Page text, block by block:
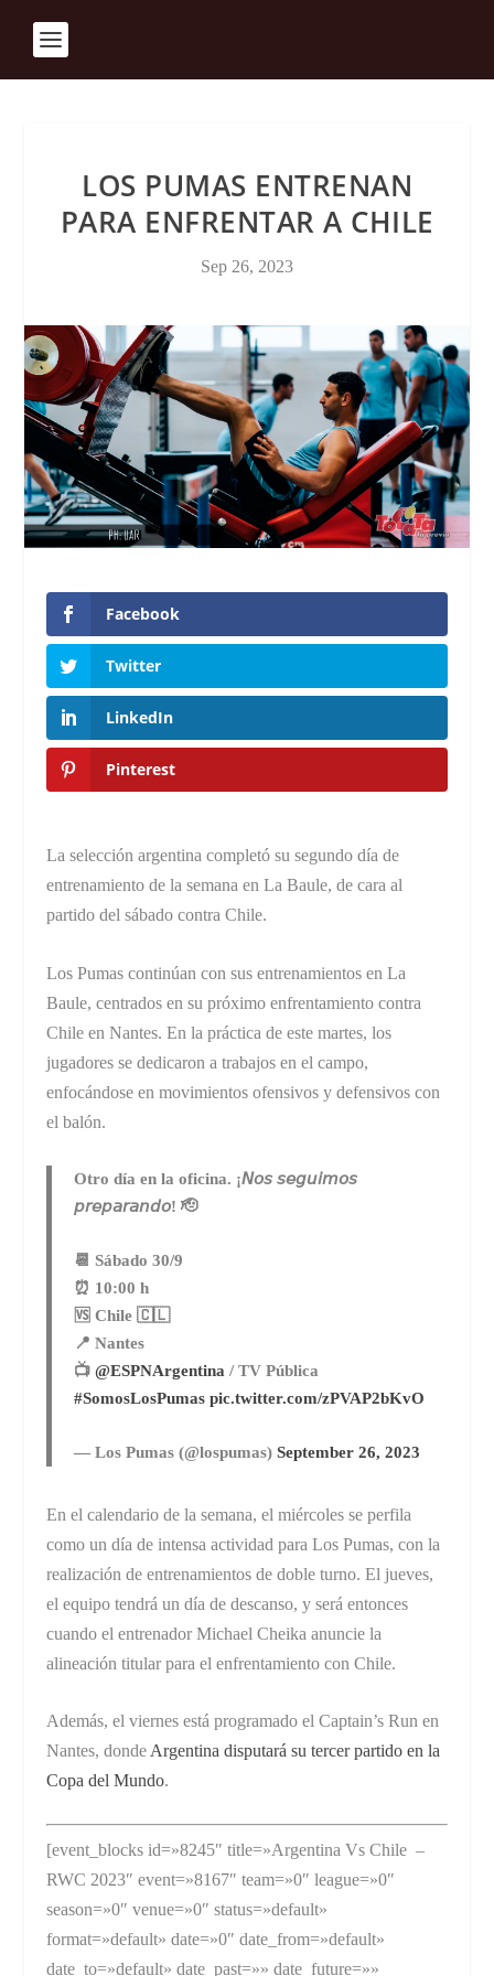
LOS PUMAS ENTRENAN
PARA ENFRENTAR A CHILE
Sep 26, 2023
Facebook
Twitter
LinkedIn
Pinterest
La selección argentina completó su segundo día de
entrenamiento de la semana en La Baule, de cara al
partido del sábado contra Chile.
Los Pumas continúan con sus entrenamientos en La
Baule, centrados en su próximo enfrentamiento contra
Chile en Nantes. En la práctica de este martes, los
jugadores se dedicaron a trabajos en el campo,
enfocándose en movimientos ofensivos y defensivos con
el balón.
Otro día en la oficina. ¡𝘕𝘰𝘴 𝘴𝘦𝘨𝘶𝘪𝘮𝘰𝘴
𝘱𝘳𝘦𝘱𝘢𝘳𝘢𝘯𝘥𝘰! 🫡
📆 Sábado 30/9
⏰ 10:00 h
🆚 Chile 🇨🇱
📍 Nantes
📺@ESPNArgentina / TV Pública
#SomosLosPumas pic.twitter.com/zPVAP2bKvO
— Los Pumas (@lospumas)September 26, 2023
En el calendario de la semana, el miércoles se perfila
como un día de intensa actividad para Los Pumas, con la
realización de entrenamientos de doble turno. El jueves,
el equipo tendrá un día de descanso, y será entonces
cuando el entrenador Michael Cheika anuncie la
alineación titular para el enfrentamiento con Chile.
Además, el viernes está programado el Captain’s Run en
Nantes, donde Argentina disputará su tercer partido en la
Copa del Mundo.
[event_blocks id=»8245″ title=»Argentina Vs Chile –
RWC 2023″ event=»8167″ team=»0″ league=»0″
season=»0″ venue=»0″ status=»default»
format=»default» date=»0″ date_from=»default»
date_to=»default» date_past=»» date_future=»»